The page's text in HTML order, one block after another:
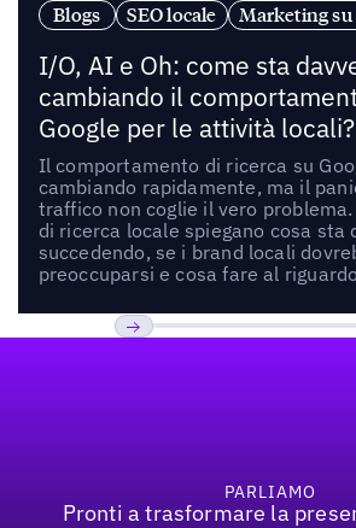
Blogs SEO locale Marketing su
I/O, AI e Oh: come sta
cambiando il
Google per le attività locali?
Il comportamento di ricerca su
cambiando rapidamente, ma il
traffico non coglie il vero
di ricerca locale spiegano cosa sta
succedendo, se i brand locali
preoccuparsi e cosa fare al
PARLIAMO
Pronti a trasformare la